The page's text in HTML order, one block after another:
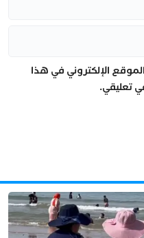
الإلكتروني في هذا
تعليقي.